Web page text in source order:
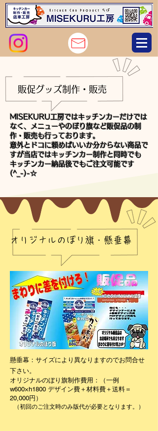
販促グッズ制作・販売
MISEKURU工房ではキッチンカーだけでは
なく、メニューやのぼり旗など販促品の制
作・販売も行っております。
意外とドコに頼めばいいか分からない商品で
すが当店ではキッチンカー制作と同時でも
キッチンカー​納品後でもご注文可能です
(^_-)-☆
オリジナルのぼり旗・懸垂幕
懸垂幕：サイズにより異なりますのでお問合せ
下さい。
オリジナルのぼり旗制作費用：（一例
w600×h1800 デザイン費＋材料費＋送料＝
20,000円）
（初回のご注文時のみ版代が必要となります。）